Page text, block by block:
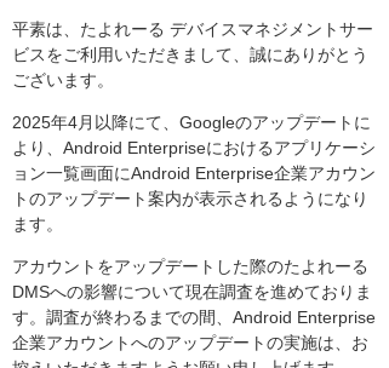
平素は、たよれーる デバイスマネジメントサー
ビスをご利用いただきまして、誠にありがとう
ございます。
2025年4月以降にて、Googleのアップデートに
より、Android Enterpriseにおけるアプリケーシ
ョン一覧画面にAndroid Enterprise企業アカウン
トのアップデート案内が表示されるようになり
ます。
アカウントをアップデートした際のたよれーる
DMSへの影響について現在調査を進めておりま
す。調査が終わるまでの間、Android Enterprise
企業アカウントへのアップデートの実施は、お